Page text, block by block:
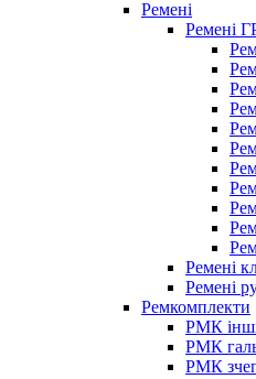
Ремені
Ремені
Ремені
Ремені
Ремкомплекти
РМК
РМК
РМК